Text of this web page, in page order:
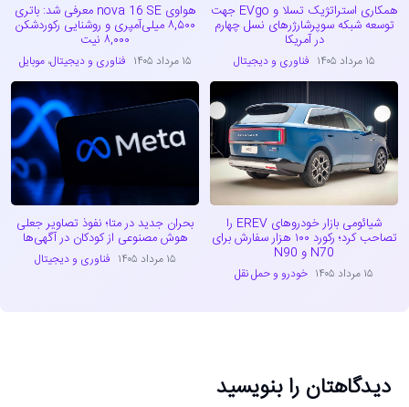
همکاری استراتژیک تسلا و EVgo جهت
توسعه شبکه سوپرشارژرهای نسل چهارم
در آمریکا
۱۵ مرداد ۱۴۰۵ فناوری و دیجیتال
هواوی nova 16 SE معرفی شد: باتری
۸,۵۰۰ میلی‌آمپری و روشنایی رکوردشکن
۸,۰۰۰ نیت
۱۵ مرداد ۱۴۰۵ فناوری و دیجیتال،موبایل
شیائومی بازار خودروهای EREV را
تصاحب کرد؛ رکورد ۱۰۰ هزار سفارش برای
N70 و N90
۱۵ مرداد ۱۴۰۵ خودرو و حمل نقل
بحران جدید در متا؛ نفوذ تصاویر جعلی
هوش مصنوعی از کودکان در آگهی‌ها
۱۵ مرداد ۱۴۰۵ فناوری و دیجیتال
دیدگاهتان را بنویسید